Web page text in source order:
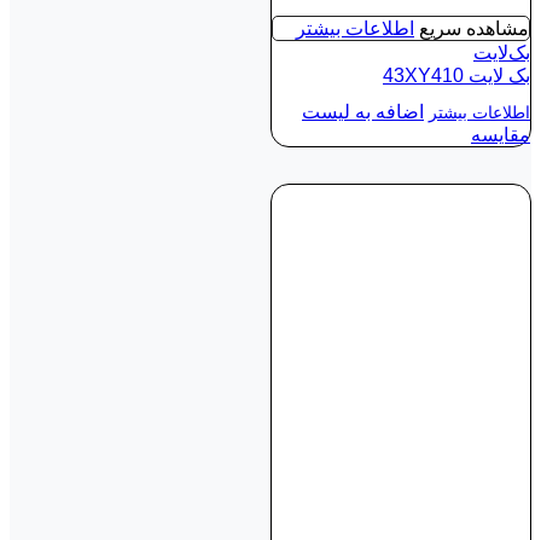
مشاهده سریع اطلاعات بیشتر
بک‌لایت
بک لايت 43XY410
اطلاعات بیشتر
اضافه به لیست
مقایسه